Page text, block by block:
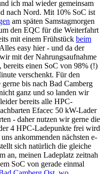
ich mal wieder gemeinsam
nach Nord. Mit 10% SoC ist
am späten Samstagmorgen
den EQC für die Weiterfahrt
mit einem Frühstück beim
easy hier - und da der
mit der Nahrungsaufnahme
einen SoC von 98% (!)
verschenkt. Für den
bis nach Bad Camberg
ganz und so landen wir
bereits alle HPC-
Efacec 50 kW-Lader
- daher nutzen wir gerne die
4 HPC-Ladepunkte frei wird
ankommenden nächsten e-
sich natürlich die gleiche
an, meinen Ladeplatz zeitnah
SoC von gerade einmal